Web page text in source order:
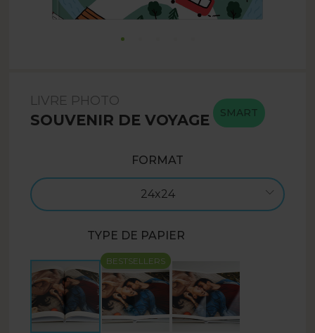
LIVRE PHOTO
SOUVENIR DE VOYAGE SMART
FORMAT
24x24
TYPE DE PAPIER
BESTSELLERS